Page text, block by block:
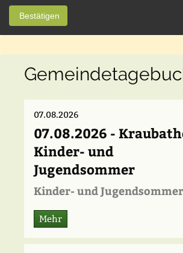
Bestätigen
07.08.2026
07.08.2026 -
Kinder- und
Jugendsommer
Kinder- und Jugendsommer
Mehr